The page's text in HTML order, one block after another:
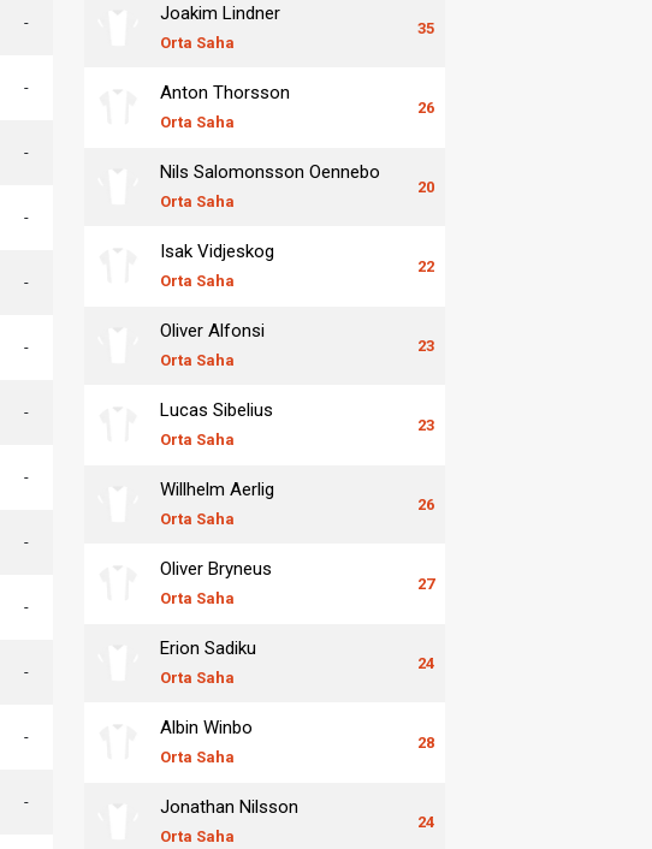
-
-
-
-
-
-
-
-
-
-
-
-
-
Joakim Lindner
Orta Saha
35
Anton Thorsson
Orta Saha
26
Nils Salomonsson Oennebo
Orta Saha
20
Isak Vidjeskog
Orta Saha
22
Oliver Alfonsi
Orta Saha
23
Lucas Sibelius
Orta Saha
23
Willhelm Aerlig
Orta Saha
26
Oliver Bryneus
Orta Saha
27
Erion Sadiku
Orta Saha
24
Albin Winbo
Orta Saha
28
Jonathan Nilsson
Orta Saha
24